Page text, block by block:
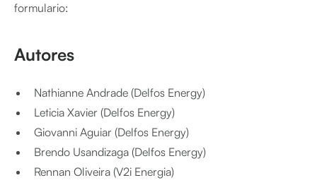
formulario:
Autores
Nathianne Andrade (Delfos Energy)
Leticia Xavier (Delfos Energy)
Giovanni Aguiar (Delfos Energy)
Brendo Usandizaga (Delfos Energy)
Rennan Oliveira (V2i Energia)